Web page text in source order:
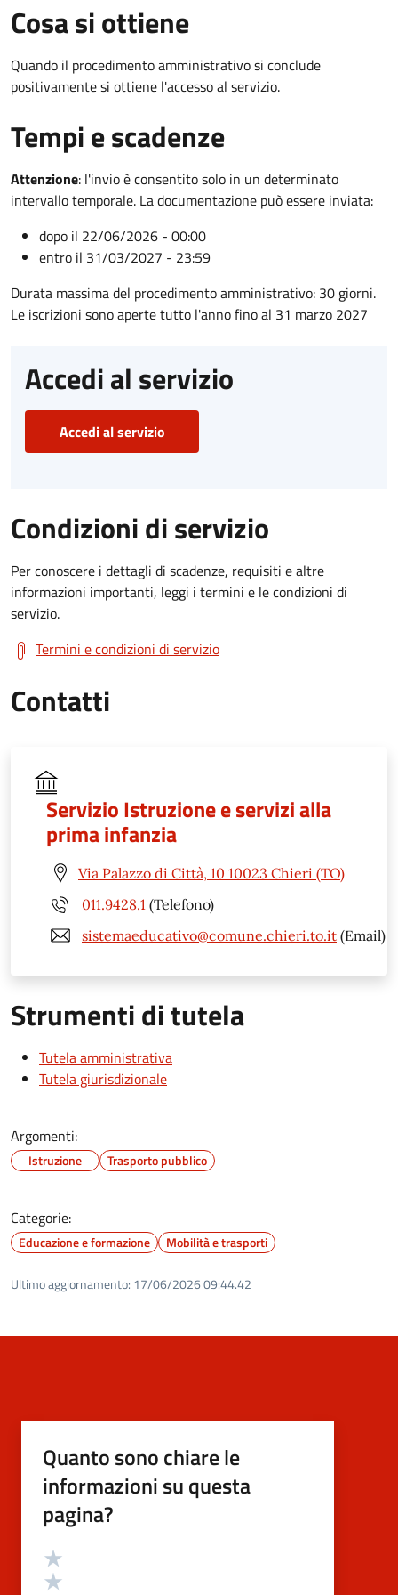
Cosa si ottiene
Quando il procedimento amministrativo si conclude
positivamente si ottiene l'accesso al servizio.
Tempi e scadenze
Attenzione: l'invio è consentito solo in un determinato
intervallo temporale. La documentazione può essere inviata:
dopo il 22/06/2026 - 00:00
entro il 31/03/2027 - 23:59
Durata massima del procedimento amministrativo: 30 giorni.
Le iscrizioni sono aperte tutto l'anno fino al 31 marzo 2027
Accedi al servizio
Accedi al servizio
Condizioni di servizio
Per conoscere i dettagli di scadenze, requisiti e altre
informazioni importanti, leggi i termini e le condizioni di
servizio.
Termini e condizioni di servizio
Contatti
Servizio Istruzione e servizi alla
prima infanzia
Via Palazzo di Città, 10 10023 Chieri (TO)
011.9428.1 (Telefono)
sistemaeducativo@comune.chieri.to.it (Email)
Strumenti di tutela
Tutela amministrativa
Tutela giurisdizionale
Argomenti:
Istruzione Trasporto pubblico
Categorie:
Educazione e formazione Mobilità e trasporti
Ultimo aggiornamento: 17/06/2026 09:44.42
Quanto sono chiare le
informazioni su questa
pagina?
Valutazione